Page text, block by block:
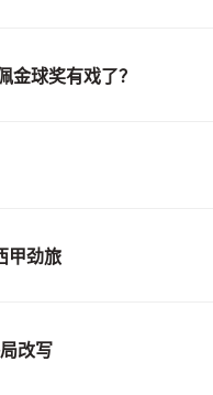
金球奖有戏了？
甲劲旅
改写